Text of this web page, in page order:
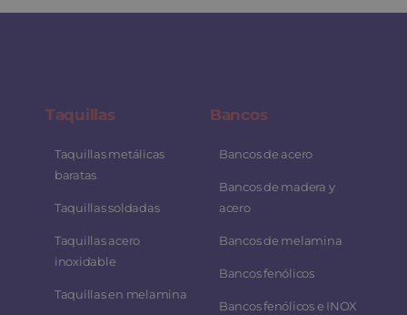
Taquillas
Taquillas metálicas
baratas
Taquillas soldadas
Taquillas acero
inoxidable
Taquillas en melamina
Bancos
Bancos de acero
Bancos de madera y
acero
Bancos de melamina
Bancos fenólicos
Bancos fenólicos e INOX